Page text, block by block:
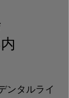
ンタルライ